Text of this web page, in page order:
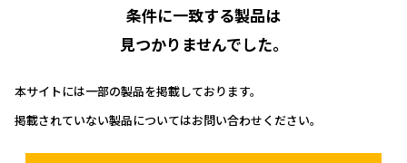
条件に一致する製品は
見つかりませんでした。
本サイトには一部の製品を掲載しております。
掲載されていない製品についてはお問い合わせください。